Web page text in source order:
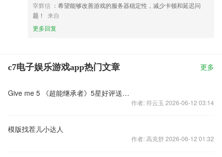
宰辉信 ：希望能够改善游戏的服务器稳定性，减少卡顿和延迟问
题！
来自
更多回复
c7电子娱乐游戏app热门文章 更多
Give me 5 《超能继承者》5星好评送红白机话费！
作者: 符云玉 2026-06-12 03:14
模版找茬儿小达人
作者: 高克舒 2026-06-12 01:32